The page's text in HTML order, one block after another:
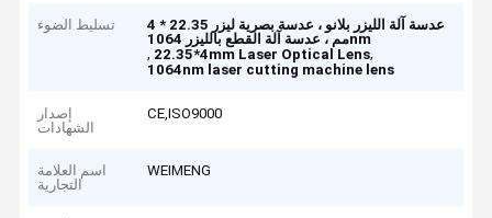
تسليط الضوء
عدسة آلة الليزر بلانو ، عدسة بصرية ليزر 22.35 * 4
مم ، عدسة آلة القطع بالليزر 1064nm
, 22.35*4mm Laser Optical Lens,
1064nm laser cutting machine lens
إصدار
الشهادات
CE,ISO9000
اسم العلامة
التجارية
WEIMENG